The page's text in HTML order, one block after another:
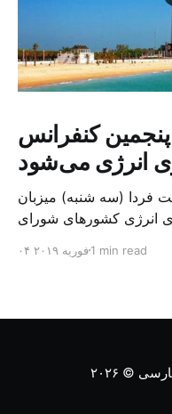
کنفرانس
انرژی می‌شود
فردا (سه شنبه) میزبان
انرژی کشورهای شورای
و گاز در این کنفرانس
۰۴ فوریه ۲۰۱۹1 min read
© ۲۰۲۶